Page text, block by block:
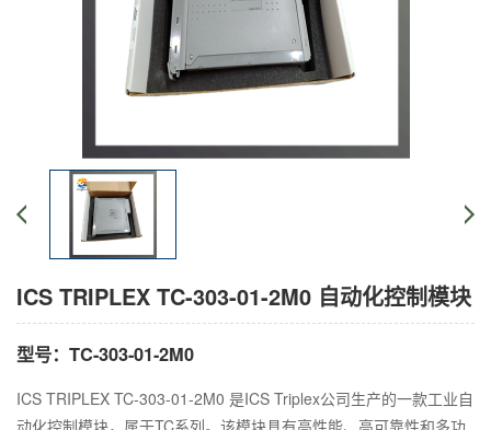
ICS TRIPLEX TC-303-01-2M0 自动化控制模块
型号：TC-303-01-2M0
ICS TRIPLEX TC-303-01-2M0 是ICS Triplex公司生产的一款工业自
动化控制模块，属于TC系列。该模块具有高性能、高可靠性和多功